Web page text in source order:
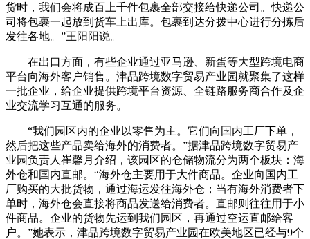
货时，我们会将成百上千件包裹全部交接给快递公司。快递公
司将包裹一起放到货车上出库。包裹到达分拨中心进行分拣后
发往各地。”王阳阳说。
在出口方面，有些企业通过亚马逊、新蛋等大型跨境电商
平台向海外客户销售。津品跨境数字贸易产业园就聚集了这样
一批企业，给企业提供跨境平台资源、全链路服务商合作及企
业交流学习互通的服务。
“我们园区内的企业以零售为主。它们向国内工厂下单，
然后把这些产品卖给海外的消费者。”据津品跨境数字贸易产
业园负责人崔馨月介绍，该园区的仓储物流分为两个板块：海
外仓和国内直邮。“海外仓主要用于大件商品。企业向国内工
厂购买的大批货物，通过海运发往海外仓；当有海外消费者下
单时，海外仓会直接将商品发送给消费者。直邮则往往用于小
件商品。企业的货物先运到我们园区，再通过空运直邮给客
户。”她表示，津品跨境数字贸易产业园在欧美地区已经与9个